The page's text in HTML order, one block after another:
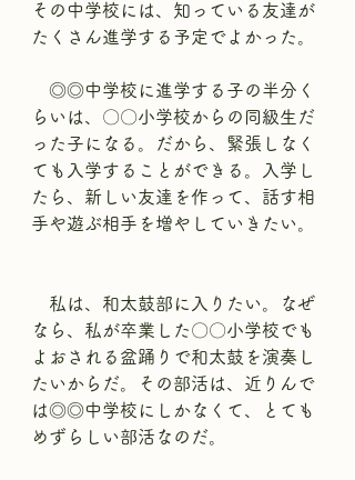
その中学校には、知っている友達が
たくさん進学する予定でよかった。
◎◎中学校に進学する子の半分く
らいは、〇〇小学校からの同級生だ
った子になる。だから、緊張しなく
ても入学することができる。入学し
たら、新しい友達を作って、話す相
手や遊ぶ相手を増やしていきたい。
私は、和太鼓部に入りたい。なぜ
なら、私が卒業した〇〇小学校でも
よおされる盆踊りで和太鼓を演奏し
たいからだ。その部活は、近りんで
は◎◎中学校にしかなくて、とても
めずらしい部活なのだ。